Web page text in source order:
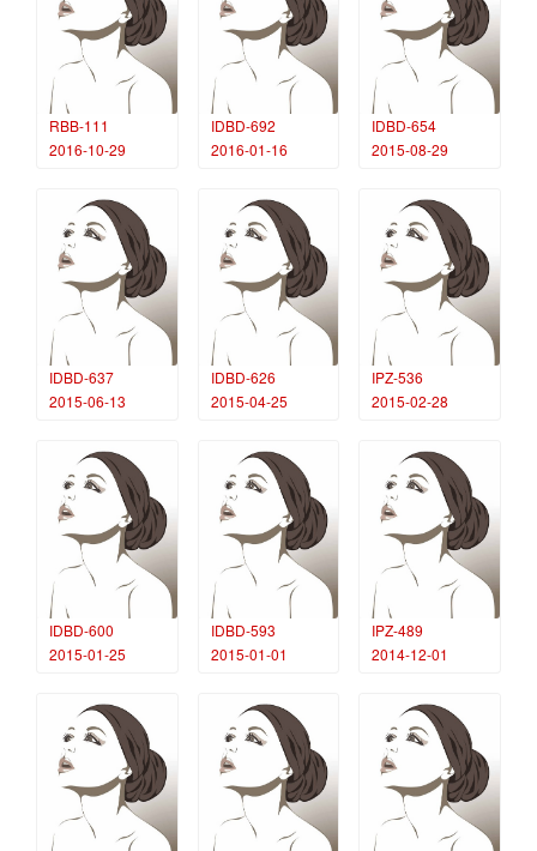
RBB-111
2016-10-29
IDBD-692
2016-01-16
IDBD-654
2015-08-29
IDBD-637
2015-06-13
IDBD-626
2015-04-25
IPZ-536
2015-02-28
IDBD-600
2015-01-25
IDBD-593
2015-01-01
IPZ-489
2014-12-01